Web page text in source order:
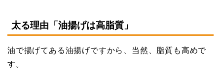
太る理由「油揚げは高脂質」
油で揚げてある油揚げですから、当然、脂質も高めで
す。